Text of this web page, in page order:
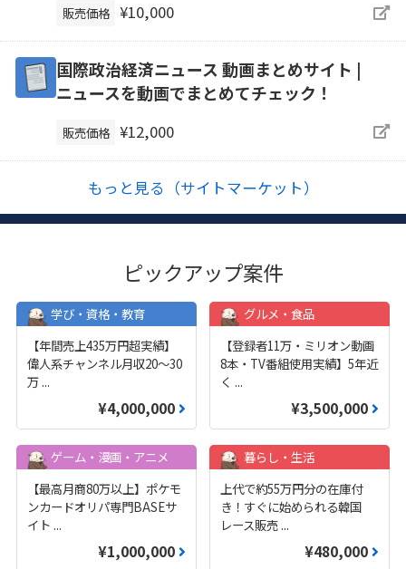
販売価格 ¥10,000
国際政治経済ニュース 動画まとめサイト |
ニュースを動画でまとめてチェック！
販売価格 ¥12,000
もっと見る（サイトマーケット）
ピックアップ案件
学び・資格・教育
【年間売上435万円超実績】
偉人系チャンネル月収20～30
万 ...
¥4,000,000
グルメ・食品
【登録者11万・ミリオン動画
8本・TV番組使用実績】5年近
く ...
¥3,500,000
ゲーム・漫画・アニメ
【最高月商80万以上】ポケモ
ンカードオリパ専門BASEサ
イト ...
¥1,000,000
暮らし・生活
上代で約55万円分の在庫付
き！すぐに始められる韓国
レース販売 ...
¥480,000